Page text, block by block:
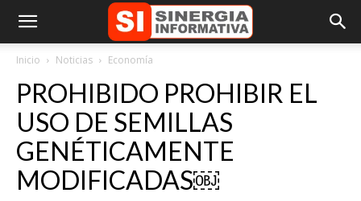
Inicio Noticias Economía
PROHIBIDO PROHIBIR EL
USO DE SEMILLAS
GENÉTICAMENTE
MODIFICADAS￼